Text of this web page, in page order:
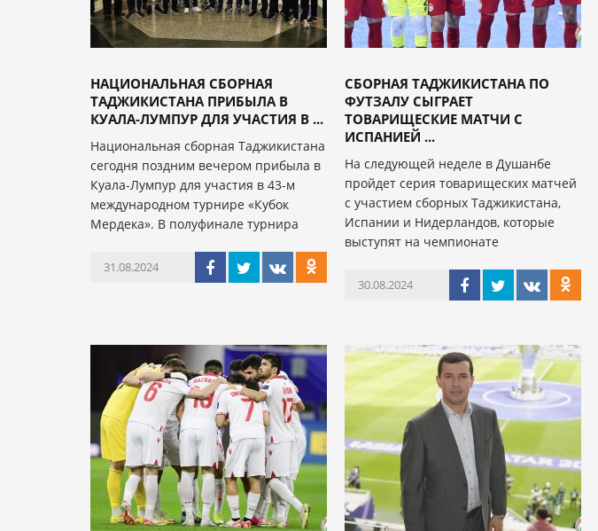
НАЦИОНАЛЬНАЯ СБОРНАЯ
ТАДЖИКИСТАНА ПРИБЫЛА В
КУАЛА-ЛУМПУР ДЛЯ УЧАСТИЯ В ...
Национальная сборная Таджикистана
сегодня поздним вечером прибыла в
Куала-Лумпур для участия в 43-м
международном турнире «Кубок
Мердека». В полуфинале турнира
31.08.2024
СБОРНАЯ ТАДЖИКИСТАНА ПО
ФУТЗАЛУ СЫГРАЕТ
ТОВАРИЩЕСКИЕ МАТЧИ С
ИСПАНИЕЙ ...
На следующей неделе в Душанбе
пройдет серия товарищеских матчей
с участием сборных Таджикистана,
Испании и Нидерландов, которые
выступят на чемпионате
30.08.2024